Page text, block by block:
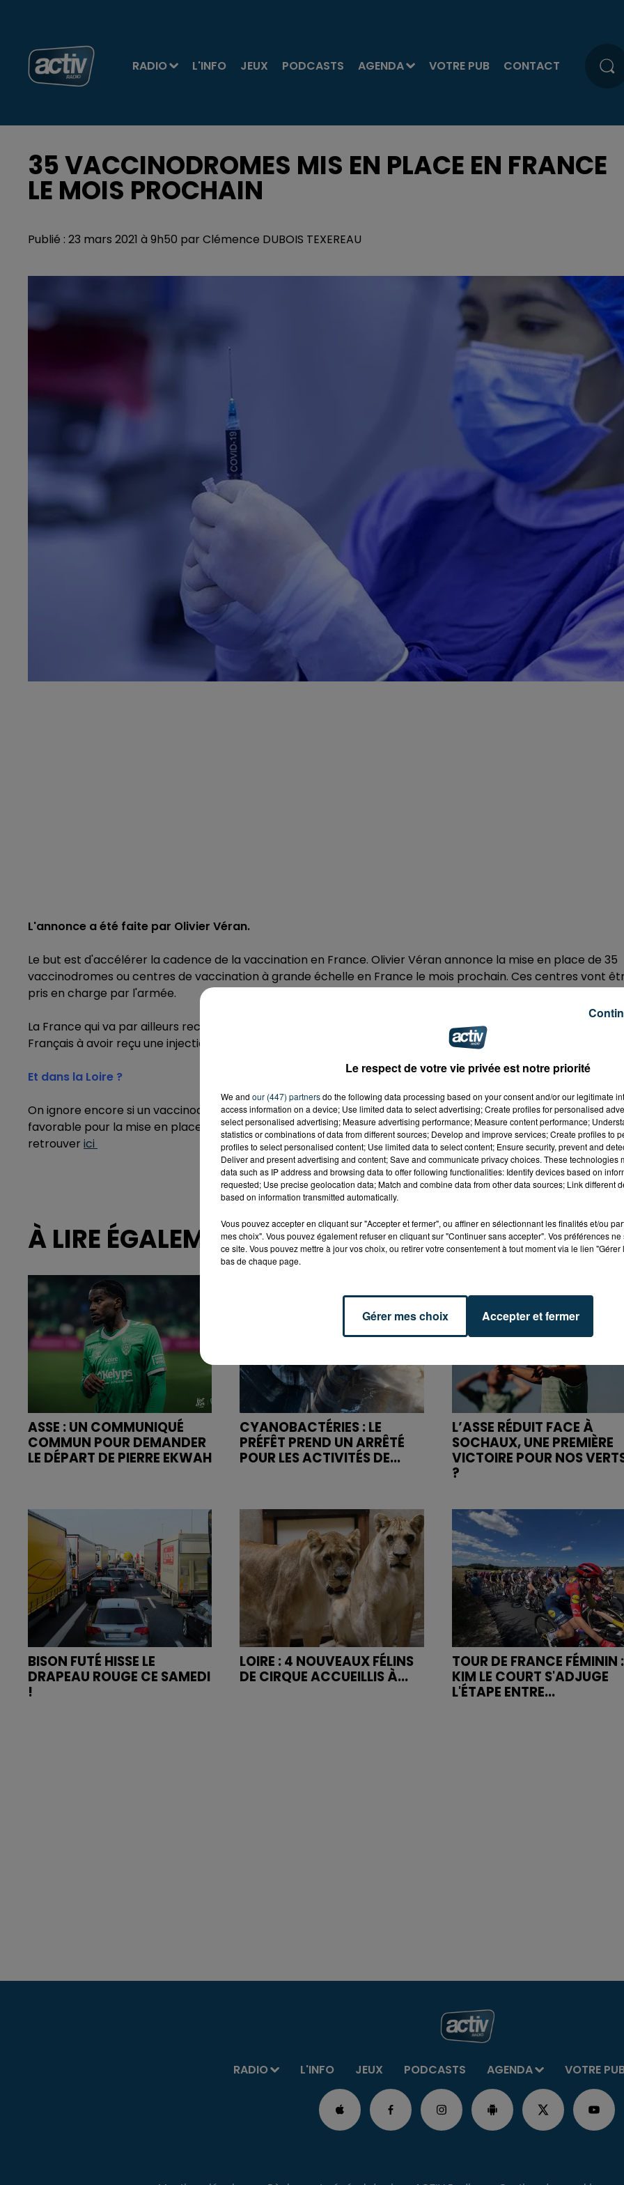
RADIO L'INFO JEUX PODCASTS AGENDA VOTRE PUB CONTACT
35 VACCINODROMES MIS EN PLACE EN FRANCE
LE MOIS PROCHAIN
Publié : 23 mars 2021 à 9h50 par Clémence DUBOIS TEXEREAU
L'annonce a été faite par Olivier Véran.
Le but est d'accélérer la cadence de la vaccination en France. Olivier Véran annonce la mise en place de 35
vaccinodromes ou centres de vaccination à grande échelle en France le mois prochain. Ces centres vont
pris en charge par l'armée.
La France qui va par ailleurs recevoir 12 millions de doses en avril. Le but est d'atteindre les 10 millions de
Français à avoir reçu une injection à la mi-avril.
Et dans la Loire ?
On ignore encore si un vaccinodrome ouvrira dans la Loire, mais le député Jean-Michel Mis s'était lui dit
favorable pour la mise en place d'un centre de vaccination à grande échelle au Chaudron. Son interview est
retrouver ici
À LIRE ÉGALEMENT
ASSE : UN COMMUNIQUÉ
COMMUN POUR DEMANDER
LE DÉPART DE PIERRE EKWAH
CYANOBACTÉRIES : LE
PRÉFÊT PREND UN ARRÊTÉ
POUR LES ACTIVITÉS DE...
L’ASSE RÉDUIT FACE À
SOCHAUX, UNE PREMIÈRE
VICTOIRE POUR NOS
?
BISON FUTÉ HISSE LE
DRAPEAU ROUGE CE SAMEDI
!
LOIRE : 4 NOUVEAUX FÉLINS
DE CIRQUE ACCUEILLIS À...
TOUR DE FRANCE FÉMININ :
KIM LE COURT S'ADJUGE
L'ÉTAPE ENTRE...
RADIO L'INFO JEUX PODCASTS AGENDA VOTRE
Le respect de votre vie privée est notre priorité
We and our (447) partnersdo the following data processing based on your consent and/or our legitimate
access information on a device; Use limited data to select advertising; Create profiles for personalised
select personalised advertising; Measure advertising performance; Measure content performance;
statistics or combinations of data from different sources; Develop and improve services; Create profiles to
profiles to select personalised content; Use limited data to select content; Ensure security, prevent and
Deliver and present advertising and content; Save and communicate privacy choices. These technologies
data such as IP address and browsing data to offer following functionalities: Identify devices based on
requested; Use precise geolocation data; Match and combine data from other data sources; Link different
based on information transmitted automatically.
Vous pouvez accepter en cliquant sur "Accepter et fermer", ou affiner en sélectionnant les finalités et/ou
mes choix". Vous pouvez également refuser en cliquant sur "Continuer sans accepter". Vos préférences
ce site. Vous pouvez mettre à jour vos choix, ou retirer votre consentement à tout moment via le lien
bas de chaque page.
Gérer mes choix Accepter et fermer